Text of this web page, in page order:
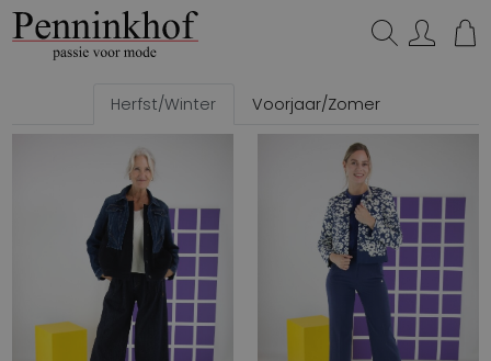
Herfst/Winter Voorjaar/Zomer